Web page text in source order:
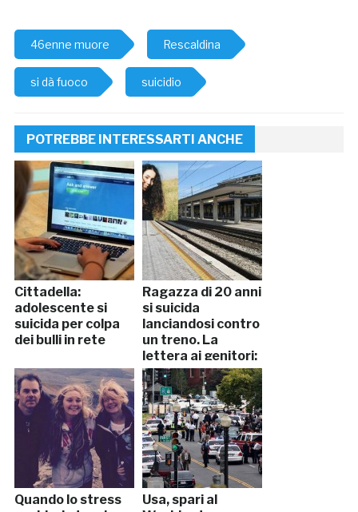
46enne muore Rescaldina
si dà fuoco suicidio
POTREBBE INTERESSARTI ANCHE
Cittadella:
adolescente si
suicida per colpa
dei bulli in rete
Ragazza di 20 anni
si suicida
lanciandosi contro
un treno. La
lettera ai genitori:
“Scusate se ho…”
Quando lo stress
Usa, spari al